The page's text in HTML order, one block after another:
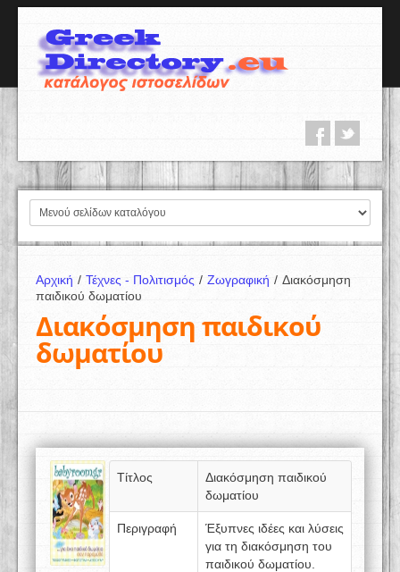
Αρχική / Τέχνες - Πολιτισμός / Ζωγραφική / Διακόσμηση
παιδικού δωματίου
Διακόσμηση παιδικού
δωματίου
Τίτλος
Διακόσμηση παιδικού
δωματίου
Περιγραφή
Έξυπνες ιδέες και λύσεις
για τη διακόσμηση του
παιδικού δωματίου.